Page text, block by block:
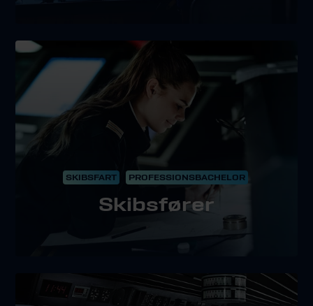
SKIBSFART PROFESSIONSBACHELOR
Skibsfører